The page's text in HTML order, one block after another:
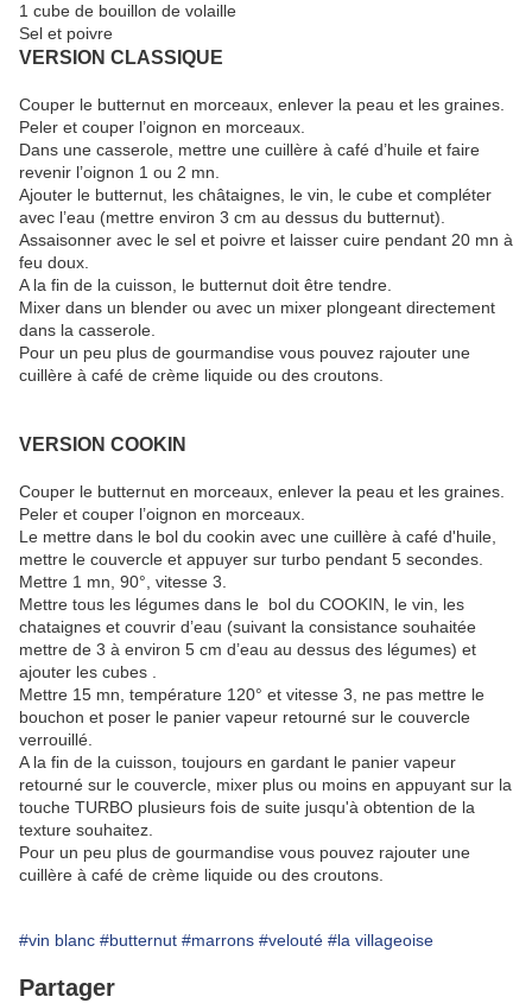
1 cube de bouillon de volaille
Sel et poivre
VERSION CLASSIQUE
Couper le butternut en morceaux, enlever la peau et les graines.
Peler et couper l’oignon en morceaux.
Dans une casserole, mettre une cuillère à café d’huile et faire
revenir l’oignon 1 ou 2 mn.
Ajouter le butternut, les châtaignes, le vin, le cube et compléter
avec l’eau (mettre environ 3 cm au dessus du butternut).
Assaisonner avec le sel et poivre et laisser cuire pendant 20 mn à
feu doux.
A la fin de la cuisson, le butternut doit être tendre.
Mixer dans un blender ou avec un mixer plongeant directement
dans la casserole.
Pour un peu plus de gourmandise vous pouvez rajouter une
cuillère à café de crème liquide ou des croutons.
VERSION COOKIN
Couper le butternut en morceaux, enlever la peau et les graines.
Peler et couper l’oignon en morceaux.
Le mettre dans le bol du cookin avec une cuillère à café d'huile,
mettre le couvercle et appuyer sur turbo pendant 5 secondes.
Mettre 1 mn, 90°, vitesse 3.
Mettre tous les légumes dans le bol du COOKIN, le vin, les
chataignes et couvrir d’eau (suivant la consistance souhaitée
mettre de 3 à environ 5 cm d’eau au dessus des légumes) et
ajouter les cubes .
Mettre 15 mn, température 120° et vitesse 3, ne pas mettre le
bouchon et poser le panier vapeur retourné sur le couvercle
verrouillé.
A la fin de la cuisson, toujours en gardant le panier vapeur
retourné sur le couvercle, mixer plus ou moins en appuyant sur la
touche TURBO plusieurs fois de suite jusqu'à obtention de la
texture souhaitez.
Pour un peu plus de gourmandise vous pouvez rajouter une
cuillère à café de crème liquide ou des croutons.
#vin blanc #butternut #marrons #velouté #la villageoise
Partager